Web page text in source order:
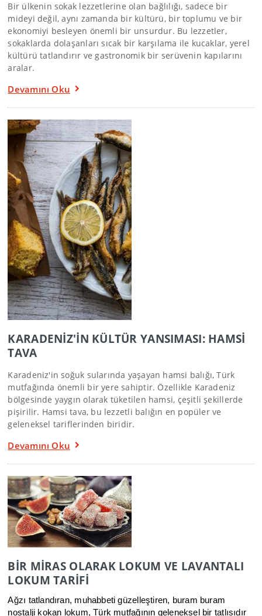
Bir ülkenin sokak lezzetlerine olan bağlılığı, sadece bir
mideyi değil, aynı zamanda bir kültürü, bir toplumu ve bir
ekonomiyi besleyen önemli bir unsurdur. Bu lezzetler,
sokaklarda dolaşanları sıcak bir karşılama ile kucaklar, yerel
kültürü tatlandırır ve gastronomik bir serüvenin kapılarını
aralar.
Devamını Oku
KARADENİZ'İN KÜLTÜR YANSIMASI: HAMSİ
TAVA
Karadeniz'in soğuk sularında yaşayan hamsi balığı, Türk
mutfağında önemli bir yere sahiptir. Özellikle Karadeniz
bölgesinde yaygın olarak tüketilen hamsi, çeşitli şekillerde
pişirilir. Hamsi tava, bu lezzetli balığın en popüler ve
geleneksel tariflerinden biridir.
Devamını Oku
BİR MİRAS OLARAK LOKUM VE LAVANTALI
LOKUM TARİFİ
Ağzı tatlandıran, muhabbeti güzelleştiren, buram buram
nostalji kokan lokum, Türk mutfağının geleneksel bir tatlısıdır